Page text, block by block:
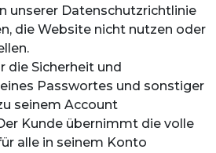
unserer Datenschutzrichtlinie
die Website nicht nutzen oder
die Sicherheit und
Passwortes und sonstiger
seinem Account
Kunde übernimmt die volle
alle in seinem Konto